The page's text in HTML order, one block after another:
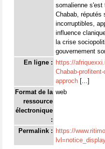
somalienne s'est
Chabab, réputés
incorruptibles,
influence
la crise
gouvernement
En ligne : https://
Chabab-
approch [...]
Format de la
ressource
électronique
:
web
Permalink : https://